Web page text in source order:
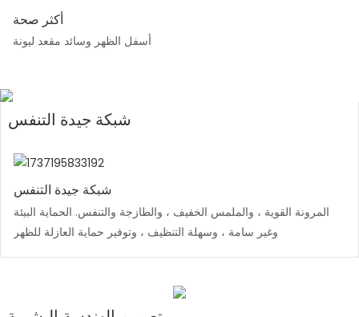
أكثر صحة
أسفل الظهر وسائد مقعد ليونة
شبكة جيدة التنفس
شبكة جيدة التنفس
المرونة القوية ، والملمس الخفيف ، والطازجة والتنفس. الحماية البيئة
وغير سامة ، وسهلة التنظيف ، وتوفير حماية العازلة للظهر